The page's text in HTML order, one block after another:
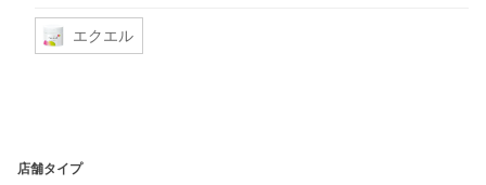
エクエル
店舗タイプ